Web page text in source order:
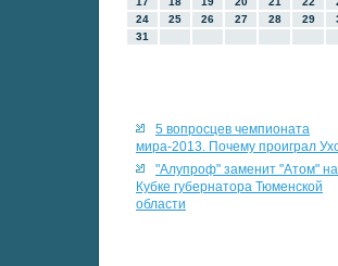
24
25 26 27 28 29
31
5 вопросцев чемпионата
мира-2013. Почему проиграл
"Алупроф" заменит "Атом" на
Кубке губернатора Тюменской
области